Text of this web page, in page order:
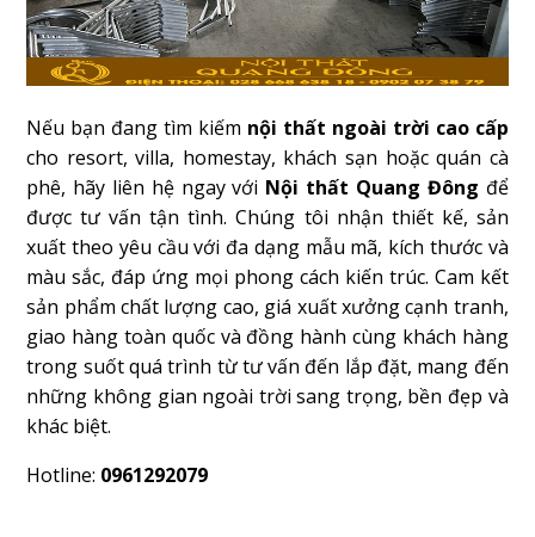
Nếu bạn đang tìm kiếm nội thất ngoài trời cao cấp
cho resort, villa, homestay, khách sạn hoặc quán cà
phê, hãy liên hệ ngay với Nội thất Quang Đông để
được tư vấn tận tình. Chúng tôi nhận thiết kế, sản
xuất theo yêu cầu với đa dạng mẫu mã, kích thước và
màu sắc, đáp ứng mọi phong cách kiến trúc. Cam kết
sản phẩm chất lượng cao, giá xuất xưởng cạnh tranh,
giao hàng toàn quốc và đồng hành cùng khách hàng
trong suốt quá trình từ tư vấn đến lắp đặt, mang đến
những không gian ngoài trời sang trọng, bền đẹp và
khác biệt.
Hotline: 0961292079